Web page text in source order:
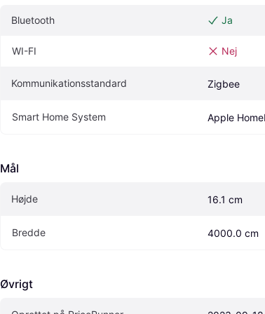
Bluetooth Ja
WI-FI Nej
Kommunikationsstandard Zigbee
Smart Home System Apple
Mål
Højde 16.1 cm
Bredde 4000.0 cm
Øvrigt